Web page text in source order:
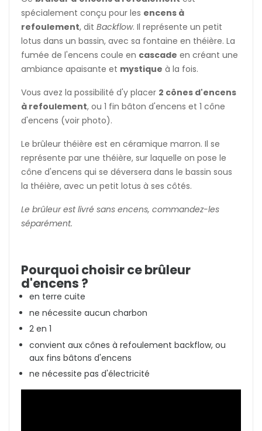
spécialement conçu pour les encens à
refoulement, dit Backflow. Il représente un petit
lotus dans un bassin, avec sa fontaine en théière. La
fumée de l'encens coule en cascade en créant une
ambiance apaisante et mystique à la fois.
Vous avez la possibilité d'y placer 2 cônes d'encens
à refoulement, ou 1 fin bâton d'encens et 1 cône
d'encens (voir photo).
Le brûleur théière est en céramique marron. Il se
représente par une théière, sur laquelle on pose le
cône d'encens qui se déversera dans le bassin sous
la théière, avec un petit lotus à ses côtés.
Le brûleur est livré sans encens, commandez-les
séparément.
Pourquoi choisir ce brûleur
d'encens ?
en terre cuite
ne nécessite aucun charbon
2 en 1
convient aux cônes à refoulement backflow, ou
aux fins bâtons d'encens
ne nécessite pas d'électricité